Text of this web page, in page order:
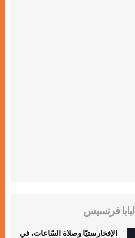
البابا فرنسيس
الإفخارستيّا وصلاة السّاعات، في